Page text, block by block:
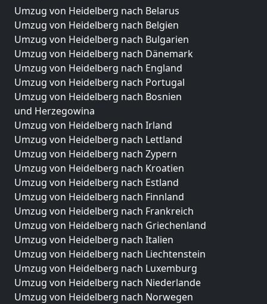
Umzug von Heidelberg nach Belarus
Umzug von Heidelberg nach Belgien
Umzug von Heidelberg nach Bulgarien
Umzug von Heidelberg nach Dänemark
Umzug von Heidelberg nach England
Umzug von Heidelberg nach Portugal
Umzug von Heidelberg nach Bosnien
und Herzegowina
Umzug von Heidelberg nach Irland
Umzug von Heidelberg nach Lettland
Umzug von Heidelberg nach Zypern
Umzug von Heidelberg nach Kroatien
Umzug von Heidelberg nach Estland
Umzug von Heidelberg nach Finnland
Umzug von Heidelberg nach Frankreich
Umzug von Heidelberg nach Griechenland
Umzug von Heidelberg nach Italien
Umzug von Heidelberg nach Liechtenstein
Umzug von Heidelberg nach Luxemburg
Umzug von Heidelberg nach Niederlande
Umzug von Heidelberg nach Norwegen